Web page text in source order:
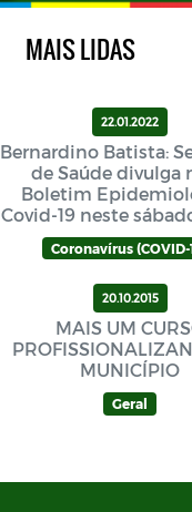
MAIS LIDAS
22.01.2022
Bernardino Batista:
de Saúde divulga
Boletim
Covid-19 neste
Coronavírus (COVID-
20.10.2015
MAIS UM
MUNICÍPIO
Geral